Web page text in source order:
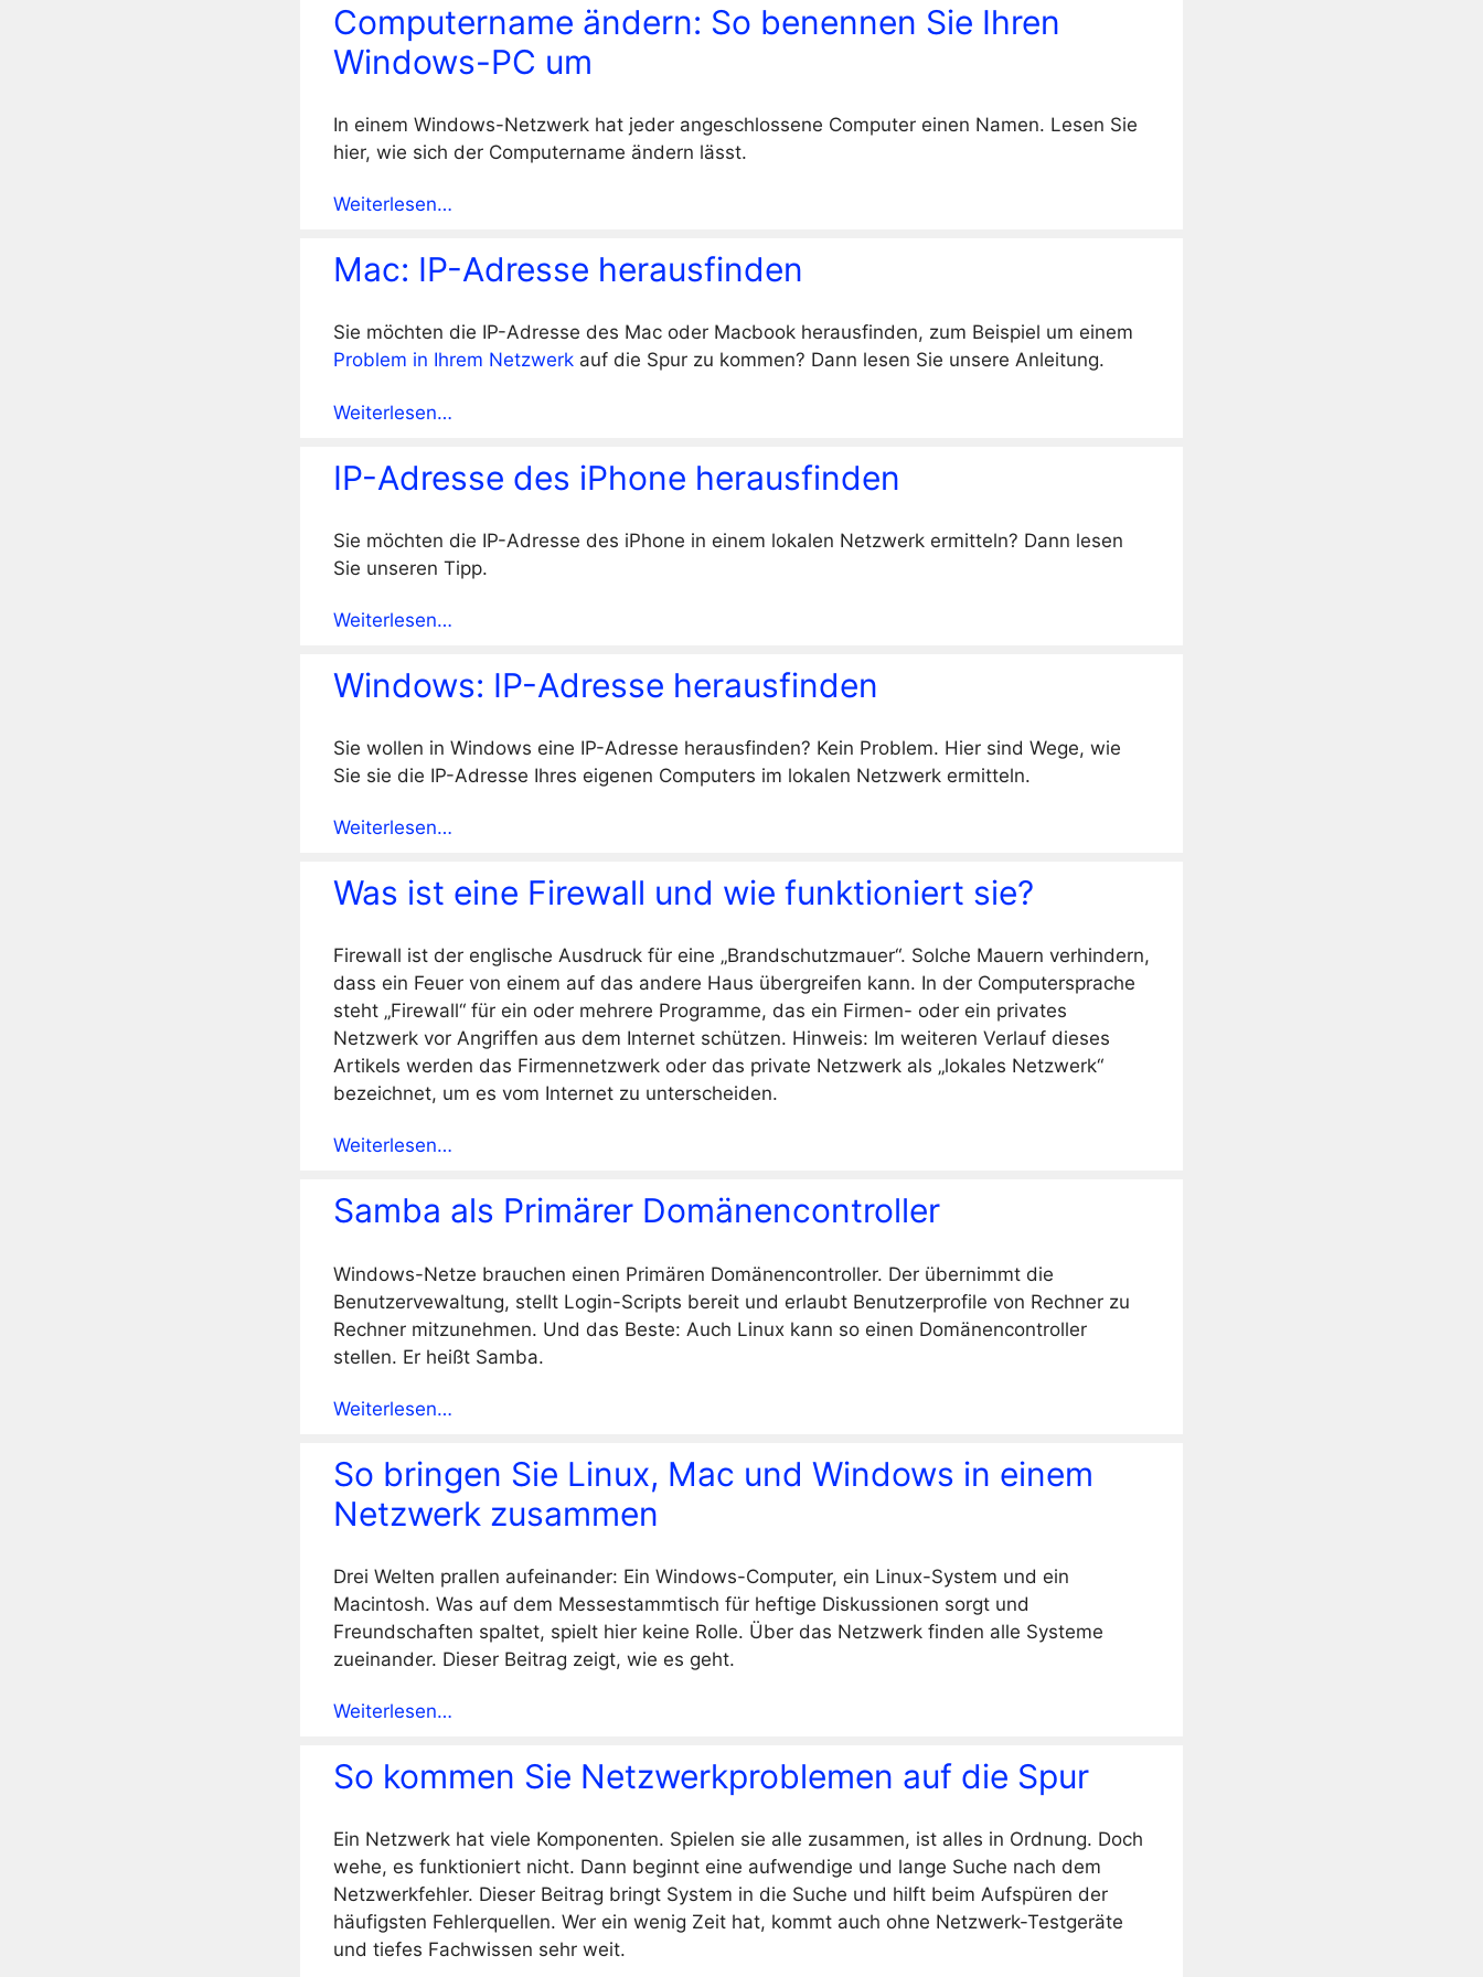
Computername ändern: So benennen Sie Ihren
Windows-PC um
In einem Windows-Netzwerk hat jeder angeschlossene Computer einen Namen. Lesen Sie
hier, wie sich der Computername ändern lässt.
Weiterlesen…
Mac: IP-Adresse herausfinden
Sie möchten die IP-Adresse des Mac oder Macbook herausfinden, zum Beispiel um einem
Problem in Ihrem Netzwerk auf die Spur zu kommen? Dann lesen Sie unsere Anleitung.
Weiterlesen…
IP-Adresse des iPhone herausfinden
Sie möchten die IP-Adresse des iPhone in einem lokalen Netzwerk ermitteln? Dann lesen
Sie unseren Tipp.
Weiterlesen…
Windows: IP-Adresse herausfinden
Sie wollen in Windows eine IP-Adresse herausfinden? Kein Problem. Hier sind Wege, wie
Sie sie die IP-Adresse Ihres eigenen Computers im lokalen Netzwerk ermitteln.
Weiterlesen…
Was ist eine Firewall und wie funktioniert sie?
Firewall ist der englische Ausdruck für eine „Brandschutzmauer“. Solche Mauern verhindern,
dass ein Feuer von einem auf das andere Haus übergreifen kann. In der Computersprache
steht „Firewall“ für ein oder mehrere Programme, das ein Firmen- oder ein privates
Netzwerk vor Angriffen aus dem Internet schützen. Hinweis: Im weiteren Verlauf dieses
Artikels werden das Firmennetzwerk oder das private Netzwerk als „lokales Netzwerk“
bezeichnet, um es vom Internet zu unterscheiden.
Weiterlesen…
Samba als Primärer Domänencontroller
Windows-Netze brauchen einen Primären Domänencontroller. Der übernimmt die
Benutzervewaltung, stellt Login-Scripts bereit und erlaubt Benutzerprofile von Rechner zu
Rechner mitzunehmen. Und das Beste: Auch Linux kann so einen Domänencontroller
stellen. Er heißt Samba.
Weiterlesen…
So bringen Sie Linux, Mac und Windows in einem
Netzwerk zusammen
Drei Welten prallen aufeinander: Ein Windows-Computer, ein Linux-System und ein
Macintosh. Was auf dem Messestammtisch für heftige Diskussionen sorgt und
Freundschaften spaltet, spielt hier keine Rolle. Über das Netzwerk finden alle Systeme
zueinander. Dieser Beitrag zeigt, wie es geht.
Weiterlesen…
So kommen Sie Netzwerkproblemen auf die Spur
Ein Netzwerk hat viele Komponenten. Spielen sie alle zusammen, ist alles in Ordnung. Doch
wehe, es funktioniert nicht. Dann beginnt eine aufwendige und lange Suche nach dem
Netzwerkfehler. Dieser Beitrag bringt System in die Suche und hilft beim Aufspüren der
häufigsten Fehlerquellen. Wer ein wenig Zeit hat, kommt auch ohne Netzwerk-Testgeräte
und tiefes Fachwissen sehr weit.